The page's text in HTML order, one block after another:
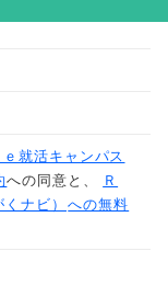
ｅ就活キャンパス
への同意と 、
Ｒ
くナビ） への無料